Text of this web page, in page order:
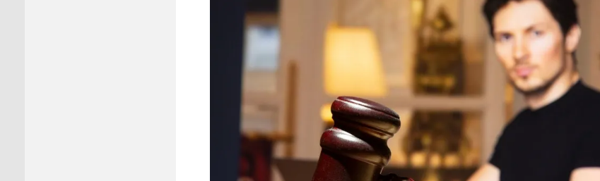
Пуровский район
Салехард
Тазовский район
Шурышкарский район
Ямальский район